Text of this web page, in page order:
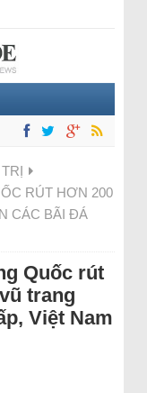
RÚT HƠN 200
CÁC BÃI ĐÁ
Quốc rút
trang
Việt Nam